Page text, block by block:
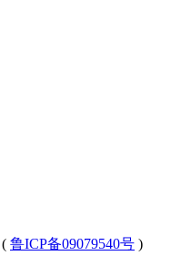
( 鲁ICP备09079540号 )